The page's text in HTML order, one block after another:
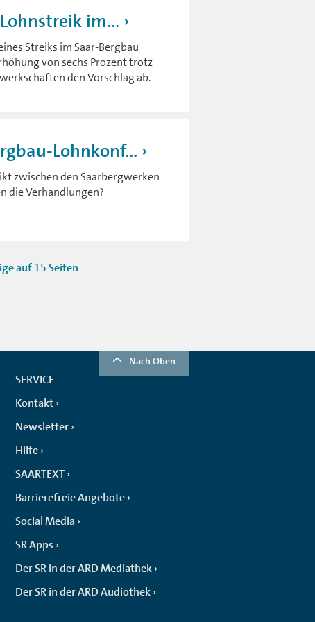
im...
Streiks im Saar-Bergbau
von sechs Prozent trotz
den Vorschlag ab.
Lohnkonf...
zwischen den Saarbergwerken
die Verhandlungen?
auf 15 Seiten
Nach Oben
SERVICE
Kontakt
Newsletter
Hilfe
SAARTEXT
Barrierefreie Angebote
Social Media
SR Apps
Der SR in der ARD Mediathek
Der SR in der ARD Audiothek